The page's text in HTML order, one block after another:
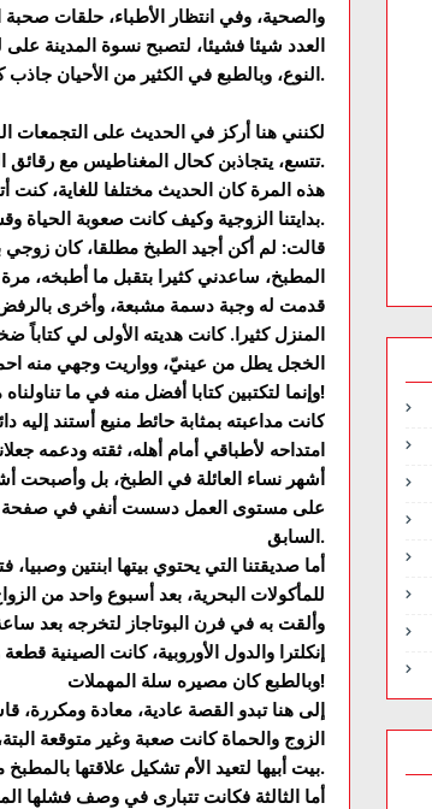
والصحية، وفي انتظار الأطباء، حلقات صحبة
العدد شيئا فشيئا، لتصبح نسوة المدينة
النوع، وبالطبع في الكثير من الأحيان جاذب كالمغناطيس للنوع الآخر.
لكنني هنا أركز في الحديث على التجمعات
تتسع، يتجاذبن كحال المغناطيس مع رقائق المعدن.
هذه المرة كان الحديث مختلفا للغاية،
بدايتنا الزوجية وكيف كانت صعوبة الحياة وقسوتها الأولى، فهكذا دائما البدايات مريرة، ومرهقة.
قالت: لم أكن أجيد الطبخ مطلقا، كان زوجي
المطبخ، ساعدني كثيرا بتقبل ما أطبخه،
قدمت له وجبة دسمة مشبعة، وأخرى بالرفض
المنزل كثيرا. كانت هديته الأولى لي
الخجل يطل من عينيّ، وواريت وجهي منه
وإنما لتكتبين كتابا أفضل منه في ما تناولناه معا من يديك!
كانت مداعبته بمثابة حائط منيع أستند
امتداحه لأطباقي أمام أهله، ثقته ودعمه
أشهر نساء العائلة في الطبخ، بل وأصبحت
على مستوى العمل دسست أنفي في صفحة
السابق.
أما صديقتنا التي يحتوي بيتها ابنتين
للمأكولات البحرية، بعد أسبوع واحد من
وألقت به في فرن البوتاجاز لتخرجه بعد
إنكلترا والدول الأوروبية، كانت الصينية
وبالطبع كان مصيره سلة المهملات!
إلى هنا تبدو القصة عادية، معادة ومكررة،
الزوج والحماة كانت صعبة وغير متوقعة
بيت أبيها لتعيد الأم تشكيل علاقتها بالمطبخ مرة أخرى، وتُلقّنها فنون المطبخ وإدارة شؤون البيت والأسرة.
أما الثالثة فكانت تتبارى في وصف فشلها